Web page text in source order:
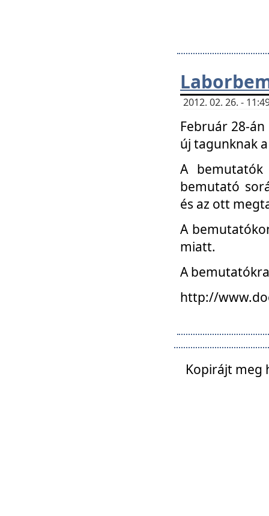
2012. 02. 26. -
Február 28-
új tagunknak
A
bemutató
és az ott
A
miatt.
A
http://
Kopirájt meg